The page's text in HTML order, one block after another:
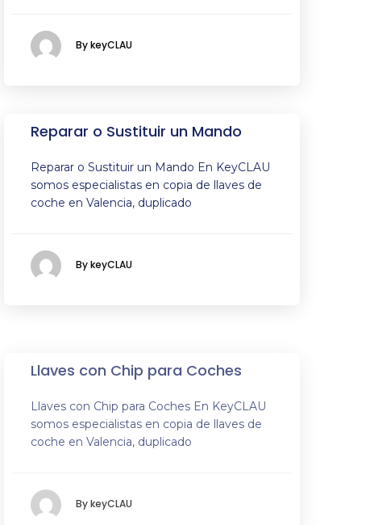
By keyCLAU
Reparar o Sustituir un Mando
Reparar o Sustituir un Mando En KeyCLAU
somos especialistas en copia de llaves de
coche en Valencia, duplicado
By keyCLAU
Llaves con Chip para Coches
Llaves con Chip para Coches En KeyCLAU
somos especialistas en copia de llaves de
coche en Valencia, duplicado
By keyCLAU